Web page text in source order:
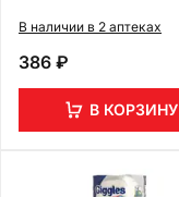
В наличии в 2 аптеках
386 ₽
В КОРЗИНУ